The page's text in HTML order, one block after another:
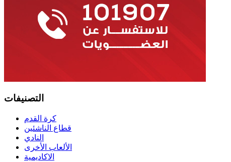
التصنيفات
كرة القدم
قطاع الناشئين
النادي
الألعاب الأخرى
الاكاديمية